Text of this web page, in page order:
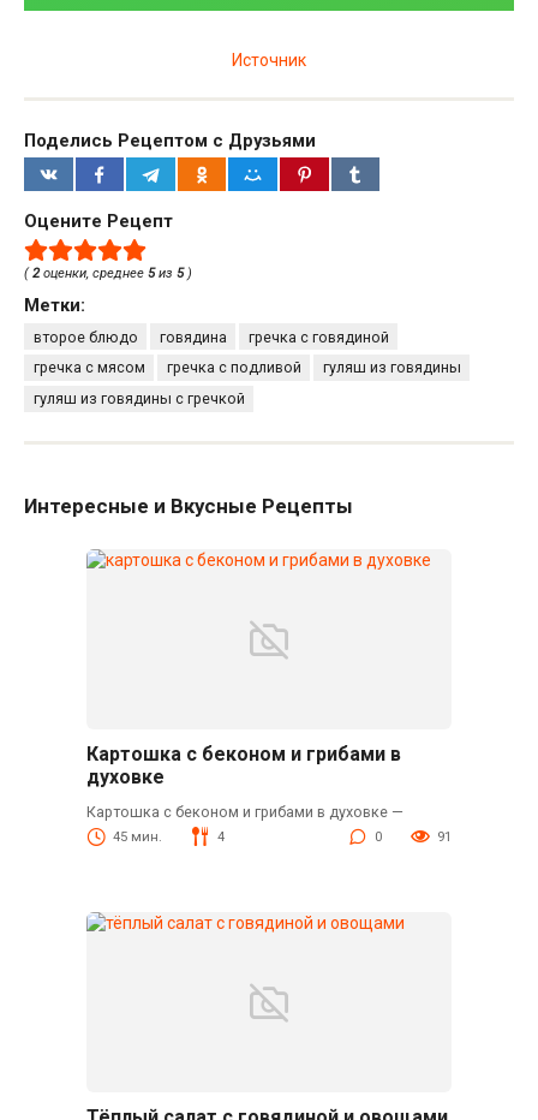
Источник
Поделись Рецептом с Друзьями
Оцените Рецепт
(2оценки, среднее 5из 5)
Метки:
второе блюдо говядина
гречка с говядиной
гречка с мясом
гречка с подливой
гуляш из говядины
гуляш из говядины с гречкой
Интересные и Вкусные Рецепты
Картошка с беконом и грибами в
духовке
Картошка с беконом и грибами в духовке —
45 мин. 4 0 91